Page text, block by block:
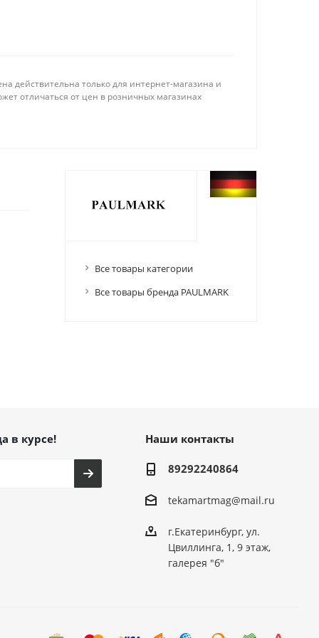
действительна только для интернет-магазина и
отличаться от цен в розничных магазинах
Все товары категории
Все товары бренда PAULMARK
в курсе! Наши контакты
89292240864
tekamartmag@mail.ru
г.Екатеринбург, ул.
Цвиллинга, 1, 9 этаж,
галерея "б"